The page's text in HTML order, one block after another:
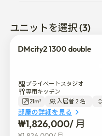
ギョ駅まで徒歩1分です。
空港リムジンバス6018で
空港リムジンバス6018号
仁川空港から来るなら、
1. ICNから空港列車に乗
過ぎて9号線ヤンチョン
くすべての停車列車で乗
ユニットを選択 (3)
DMcity2 1300 double
プライベートスタジオ
専用キッチン
21m²
入居者 2 名
部屋の詳細を見る
₩1,826,000/ 月